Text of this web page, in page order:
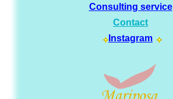
Consulting service
Contact
Instagram